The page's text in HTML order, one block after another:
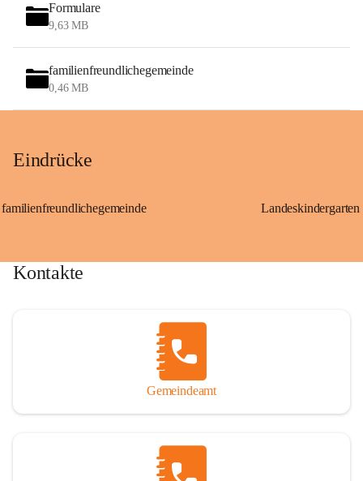
Formulare
9,63 MB
familienfreundlichegemeinde
0,46 MB
Eindrücke
familienfreundlichegemeinde
Kontakte
Gemeindeamt